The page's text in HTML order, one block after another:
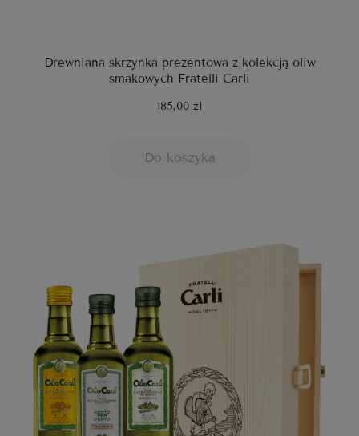
Drewniana skrzynka prezentowa z kolekcją oliw
smakowych Fratelli Carli
185,00 zł
Do koszyka